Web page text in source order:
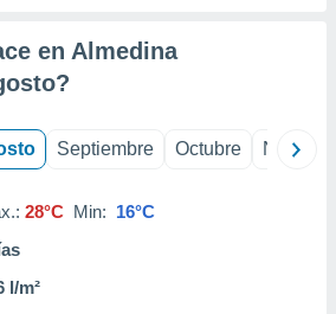
en Almedina
?
Septiembre Octubre
28°C Min: 16°C
l/m²